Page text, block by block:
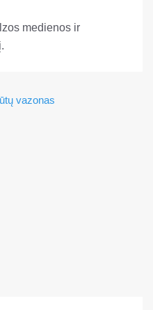
medienos ir